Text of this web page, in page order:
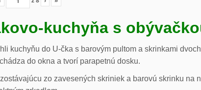
kuchyňa s
kuchyňu do U-čka s barovým pultom a skrinkami
do okna a tvorí parapetnú dosku.
zo zavesených skriniek a barovú skrinku na